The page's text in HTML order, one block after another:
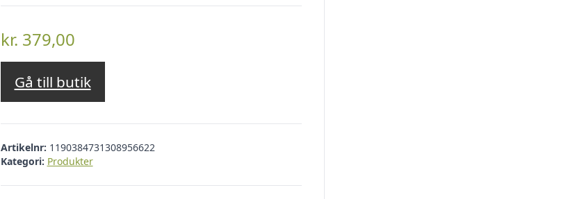
kr. 379,00
Gå till butik
Artikelnr: 1190384731308956622
Kategori: Produkter